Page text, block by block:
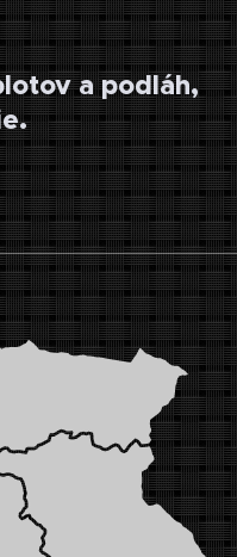
a podláh,